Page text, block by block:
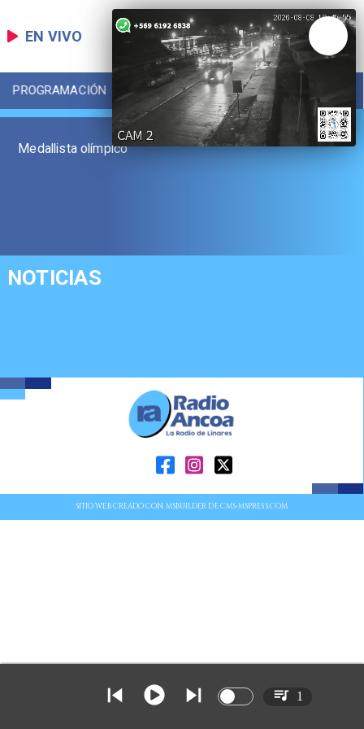
EN VIVO
PROGRAMACIÓN LOCAL DEPORTES
Medallista olímpico
NOTICIAS
SITIO WEB CREADO CON MSBUILDER DE CMS-MSPRESS.COM
1